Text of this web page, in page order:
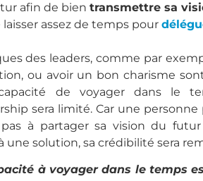
afin de bien transmettre sa
assez de temps pour
des leaders, comme par
ou avoir un bon charisme
de voyager dans le
sera limité. Car une
pas à partager sa vision du
une solution, sa crédibilité sera
à voyager dans le temps